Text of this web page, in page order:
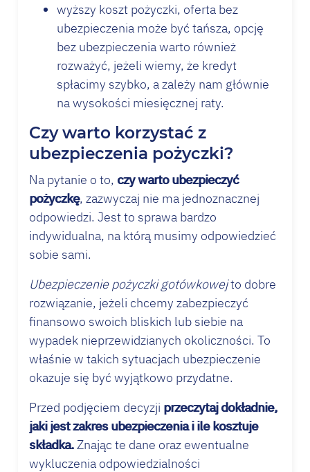
wyższy koszt pożyczki, oferta bez
ubezpieczenia może być tańsza, opcję
bez ubezpieczenia warto również
rozważyć, jeżeli wiemy, że kredyt
spłacimy szybko, a zależy nam głównie
na wysokości miesięcznej raty.
Czy warto korzystać z
ubezpieczenia pożyczki?
Na pytanie o to, czy warto ubezpieczyć
pożyczkę, zazwyczaj nie ma jednoznacznej
odpowiedzi. Jest to sprawa bardzo
indywidualna, na którą musimy odpowiedzieć
sobie sami.
Ubezpieczenie pożyczki gotówkowejto dobre
rozwiązanie, jeżeli chcemy zabezpieczyć
finansowo swoich bliskich lub siebie na
wypadek nieprzewidzianych okoliczności. To
właśnie w takich sytuacjach ubezpieczenie
okazuje się być wyjątkowo przydatne.
Przed podjęciem decyzji przeczytaj dokładnie,
jaki jest zakres ubezpieczenia i ile kosztuje
składka.Znając te dane oraz ewentualne
wykluczenia odpowiedzialności